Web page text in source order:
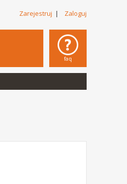
Zarejestruj | Zaloguj
faq